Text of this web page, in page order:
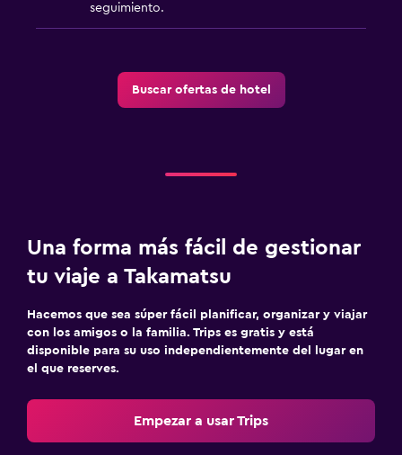
seguimiento.
Buscar ofertas de hotel
Una forma más fácil de gestionar
tu viaje a Takamatsu
Hacemos que sea súper fácil planificar, organizar y viajar
con los amigos o la familia. Trips es gratis y está
disponible para su uso independientemente del lugar en
el que reserves.
Empezar a usar Trips